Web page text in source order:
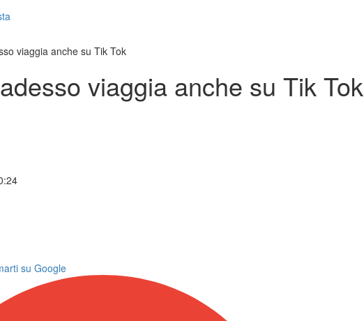
viaggia anche su Tik Tok
viaggia anche su Tik Tok
su Google